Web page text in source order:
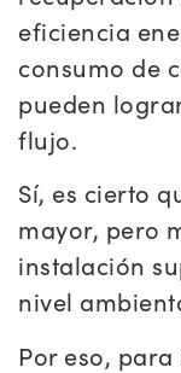
eficiencia
consumo de
pueden
flujo.
Sí, es cierto
mayor, pero
instalación
nivel
Por eso,